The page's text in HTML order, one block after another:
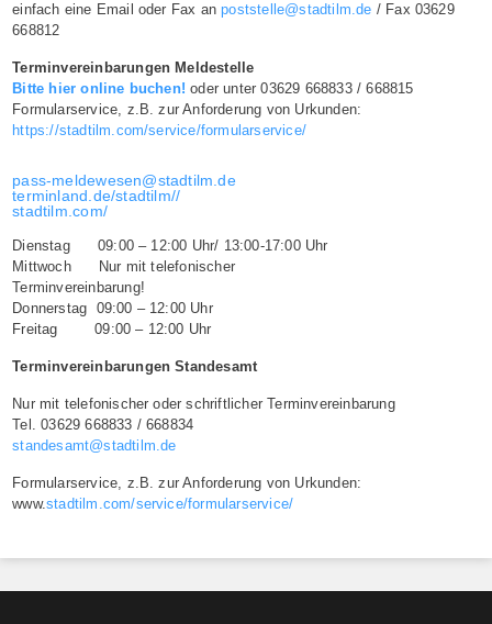
einfach eine Email oder Fax anpoststelle@stadtilm.de / Fax 03629
668812
Terminvereinbarungen Meldestelle
Bitte hier online buchen! oder unter 03629 668833 / 668815
Formularservice, z.B. zur Anforderung von Urkunden:
https://stadtilm.com/service/formularservice/
pass-meldewesen@stadtilm.de
terminland.de/stadtilm//
stadtilm.com/
Dienstag 09:00 – 12:00 Uhr/ 13:00-17:00 Uhr
Mittwoch Nur mit telefonischer
Terminvereinbarung!
Donnerstag 09:00 – 12:00 Uhr
Freitag 09:00 – 12:00 Uhr
Terminvereinbarungen Standesamt
Nur mit telefonischer oder schriftlicher Terminvereinbarung
Tel. 03629 668833 / 668834
standesamt@stadtilm.de
Formularservice, z.B. zur Anforderung von Urkunden:
www.stadtilm.com/service/formularservice/